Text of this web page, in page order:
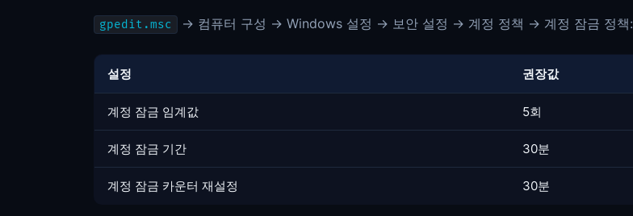
gpedit.msc → 컴퓨터 구성 → Windows 설정 → 보안 설정 → 계정 정책 → 계정 잠금 정책:
설정 권장값
계정 잠금 임계값 5회
계정 잠금 기간 30분
계정 잠금 카운터 재설정 30분